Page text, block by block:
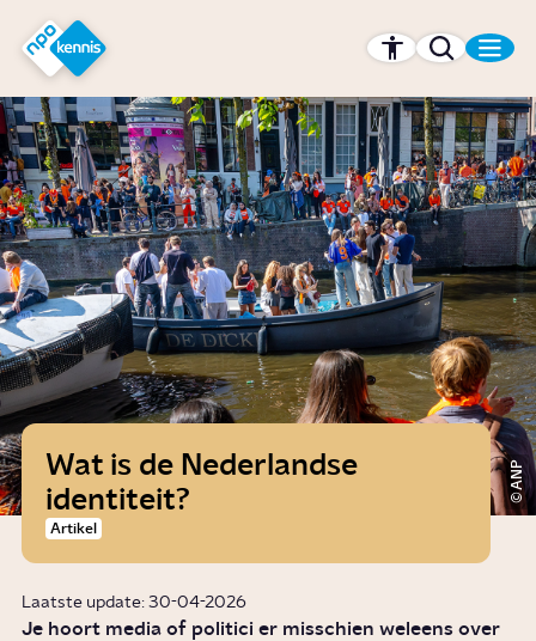
Hét kennisplatform van de NPO
ANP
Wat is de Nederlandse
identiteit?
Artikel
Laatste update: 30-04-2026
Je hoort media of politici er misschien weleens over